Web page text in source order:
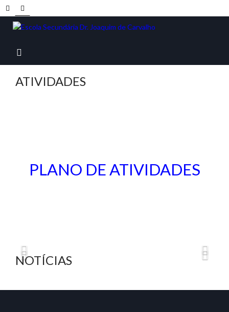
ATIVIDADES
PLANO DE ATIVIDADES
PLANO DE ATIVIDADES
NOTÍCIAS